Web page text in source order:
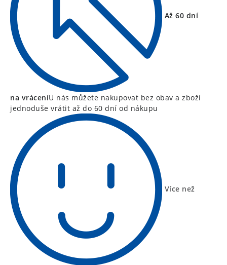
Až 60 dní
na vráceníU nás můžete nakupovat bez obav a zboží
jednoduše vrátit až do 60 dní od nákupu
Více než